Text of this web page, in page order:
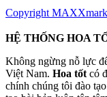
Copyright
HỆ THỐNG HOA
Không ngừng nỗ lực
Việt Nam. Hoa tốt có
chính chúng tôi đào